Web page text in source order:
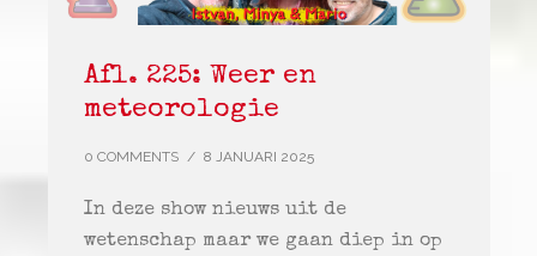
Afl. 225: Weer en
meteorologie
0 COMMENTS / 8 JANUARI 2025
In deze show nieuws uit de
wetenschap maar we gaan diep in op